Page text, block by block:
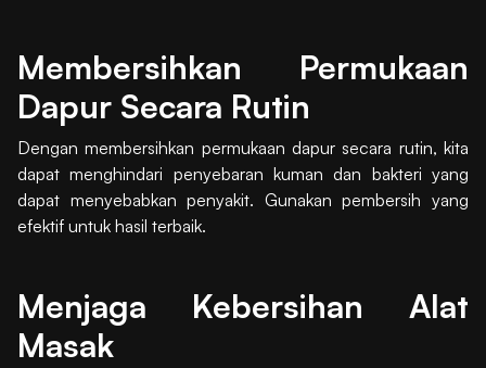
Membersihkan Permukaan
Dapur Secara Rutin
Dengan membersihkan permukaan dapur secara rutin, kita
dapat menghindari penyebaran kuman dan bakteri yang
dapat menyebabkan penyakit. Gunakan pembersih yang
efektif untuk hasil terbaik.
Menjaga Kebersihan Alat
Masak